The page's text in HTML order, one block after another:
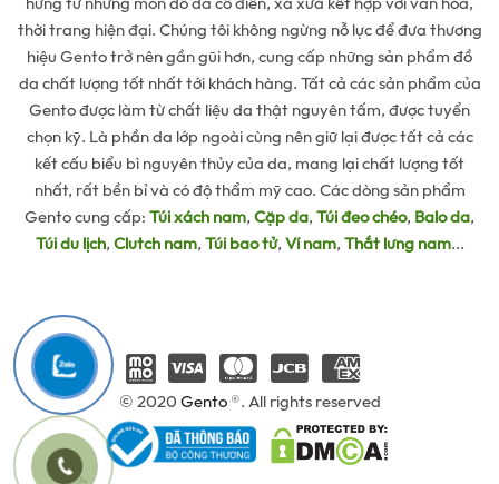
thời trang hiện đại. Chúng tôi không ngừng nỗ lực để đưa thương
hiệu Gento trở nên gần gũi hơn, cung cấp những sản phẩm đồ
da chất lượng tốt nhất tới khách hàng. Tất cả các sản phẩm của
Gento được làm từ chất liệu da thật nguyên tấm, được tuyển
chọn kỹ. Là phần da lớp ngoài cùng nên giữ lại được tất cả các
kết cấu biểu bì nguyên thủy của da, mang lại chất lượng tốt
nhất, rất bền bỉ và có độ thẩm mỹ cao. Các dòng sản phẩm
Gento cung cấp:Túi xách nam,Cặp da,Túi đeo chéo, Balo da,
Túi du lịch,Clutch nam,Túi bao tử,Ví nam,Thắt lưng nam...
© 2020Gento®. All rights reserved